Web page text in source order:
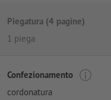
Piegatura (4 pagine)
1 piega
Confezionamento
cordonatura